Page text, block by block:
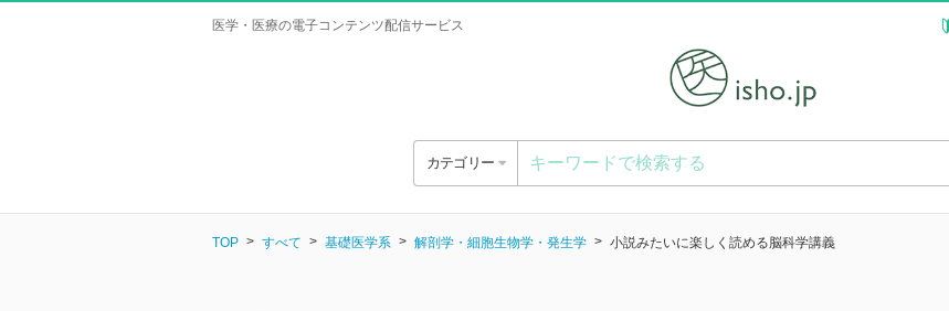
医学・医療の電子コンテンツ配信サービス
カテゴリー
TOP すべて 基礎医学系 解剖学・細胞生物学・発生学 小説みたいに楽しく読める脳科学講義